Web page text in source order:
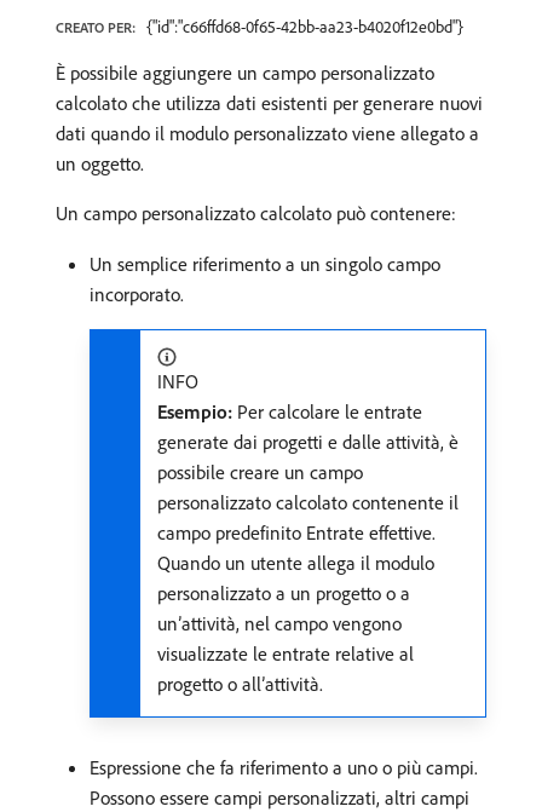
CREATO PER: {"id":"c66ffd68-0f65-42bb-aa23-b4020f12e0bd"}
È possibile aggiungere un campo personalizzato
calcolato che utilizza dati esistenti per generare nuovi
dati quando il modulo personalizzato viene allegato a
un oggetto.
Un campo personalizzato calcolato può contenere:
Un semplice riferimento a un singolo campo
incorporato.
INFO
Esempio: Per calcolare le entrate
generate dai progetti e dalle attività, è
possibile creare un campo
personalizzato calcolato contenente il
campo predefinito Entrate effettive.
Quando un utente allega il modulo
personalizzato a un progetto o a
un’attività, nel campo vengono
visualizzate le entrate relative al
progetto o all’attività.
Espressione che fa riferimento a uno o più campi.
Possono essere campi personalizzati, altri campi